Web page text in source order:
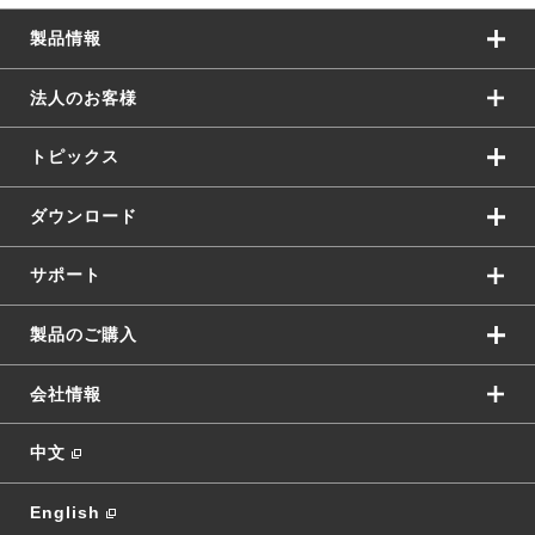
製品情報
法人のお客様
トピックス
ダウンロード
サポート
製品のご購入
会社情報
中文
English